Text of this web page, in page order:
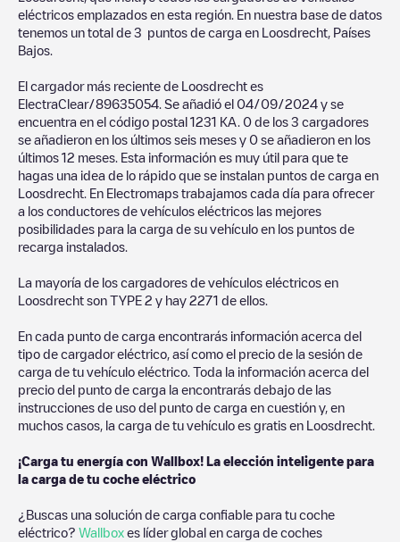
eléctricos emplazados en esta región. En nuestra base de datos
tenemos un total de 3 puntos de carga en Loosdrecht Países
Bajos
El cargador más reciente de Loosdrecht es
ElectraClear/89635054 . Se añadió el 04/09/2024 y se
encuentra en el código postal 1231 KA 0 de los 3 cargadores
se añadieron en los últimos seis meses y 0 se añadieron en los
últimos 12 meses. Esta información es muy útil para que te
hagas una idea de lo rápido que se instalan puntos de carga en
Loosdrecht . En Electromaps trabajamos cada día para ofrecer
a los conductores de vehículos eléctricos las mejores
posibilidades para la carga de su vehículo en los puntos de
recarga instalados.
La mayoría de los cargadores de vehículos eléctricos en
Loosdrecht son TYPE 2 y hay 2271 de ellos.
En cada punto de carga encontrarás información acerca del
tipo de cargador eléctrico, así como el precio de la sesión de
carga de tu vehículo eléctrico. Toda la información acerca del
precio del punto de carga la encontrarás debajo de las
instrucciones de uso del punto de carga en cuestión y, en
muchos casos, la carga de tu vehículo es gratis en Loosdrecht
¡Carga tu energía con Wallbox! La elección inteligente para
la carga de tu coche eléctrico
¿Buscas una solución de carga confiable para tu coche
eléctrico? Wallbox es líder global en carga de coches